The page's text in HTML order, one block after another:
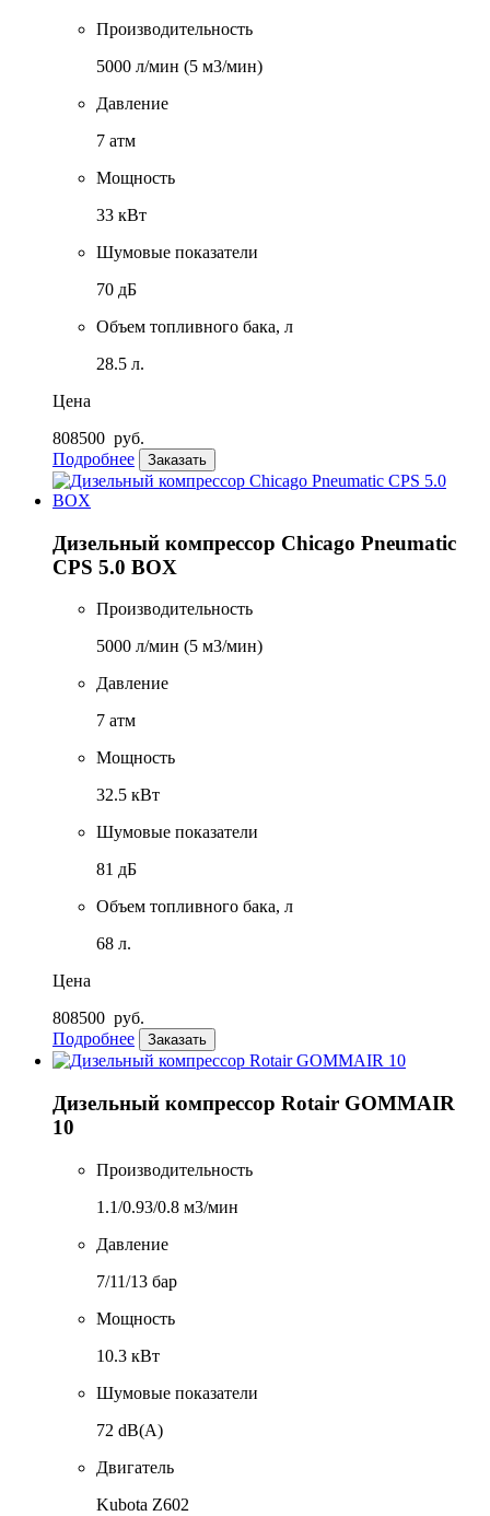
Производительность
5000 л/мин (5 м3/мин)
Давление
7 атм
Мощность
33 кВт
Шумовые показатели
70 дБ
Объем топливного бака, л
28.5 л.
Цена
808500 руб.
Подробнее
Заказать
Дизельный компрессор Chicago Pneumatic
CPS 5.0 BOX
Производительность
5000 л/мин (5 м3/мин)
Давление
7 атм
Мощность
32.5 кВт
Шумовые показатели
81 дБ
Объем топливного бака, л
68 л.
Цена
808500 руб.
Подробнее
Заказать
Дизельный компрессор Rotair GOMMAIR
10
Производительность
1.1/0.93/0.8 м3/мин
Давление
7/11/13 бар
Мощность
10.3 кВт
Шумовые показатели
72 dB(A)
Двигатель
Kubota Z602